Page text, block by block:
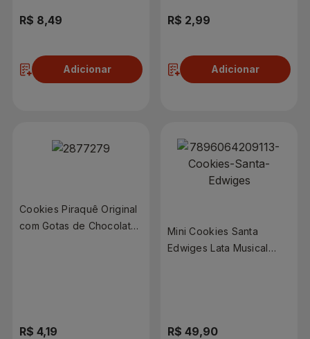
R$ 8,49
Adicionar
R$ 2,99
Adicionar
Cookies Piraquê Original
com Gotas de Chocolate
R$ 4,19
Mini Cookies Santa
Edwiges Lata Musical
R$ 49,90